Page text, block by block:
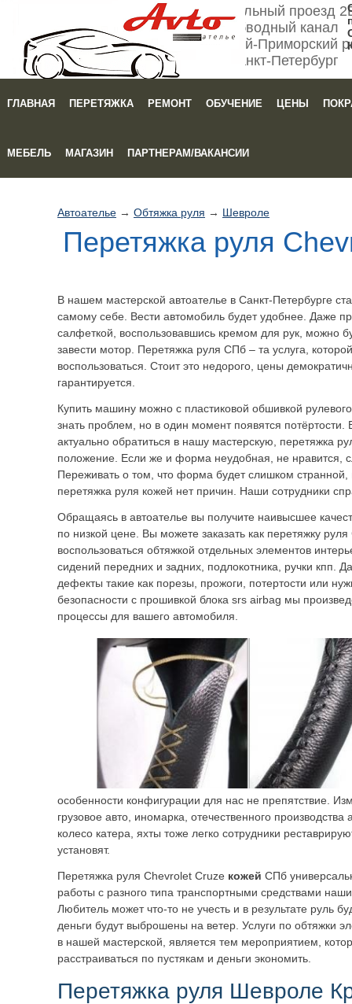
Мебельный проезд
Обводный канал
Кировский-Приморский
Санкт-Петербург
ГЛАВНАЯ ПЕРЕТЯЖКА РЕМОНТ ОБУЧЕНИЕ ЦЕНЫ
МЕБЕЛЬ МАГАЗИН ПАРТНЕРАМ/ВАКАНСИИ
Автоателье → Обтяжка руля → Шевроле
Перетяжка руля
В нашем мастерской автоателье в Санкт-Петербурге
самому себе. Вести автомобиль будет удобнее. Даже
салфеткой, воспользовавшись кремом для рук, можно
завести мотор. Перетяжка руля СПб – та услуга,
воспользоваться. Стоит это недорого, цены
гарантируется.
Купить машину можно с пластиковой обшивкой
знать проблем, но в один момент появятся потёртости.
актуально обратиться в нашу мастерскую, перетяжка
положение. Если же и форма неудобная, не нравится,
Переживать о том, что форма будет слишком странной,
перетяжка руля кожей нет причин. Наши сотрудники
Обращаясь в автоателье вы получите наивысшее
по низкой цене. Вы можете заказать как перетяжку
воспользоваться обтяжкой отдельных элементов
сидений передних и задних, подлокотника, ручки кпп.
дефекты такие как порезы, прожоги, потертости или
безопасности с прошивкой блока srs airbag мы
процессы для вашего автомобиля.
особенности конфигурации для нас не препятствие.
грузовое авто, иномарка, отечественного
колесо катера, яхты тоже легко сотрудники
установят.
Перетяжка руля Chevrolet Cruze кожей СПб
работы с разного типа транспортными средствами
Любитель может что-то не учесть и в результате руль
деньги будут выброшены на ветер. Услуги по обтяжки
в нашей мастерской, является тем мероприятием,
расстраиваться по пустякам и деньги экономить.
Перетяжка руля Шевроле